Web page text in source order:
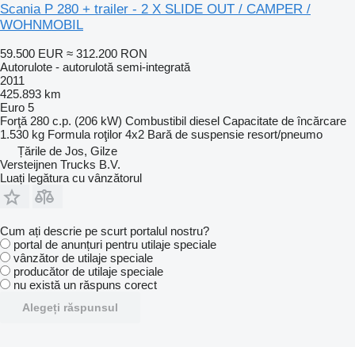
Scania P 280 + trailer - 2 X SLIDE OUT / CAMPER /
WOHNMOBIL
59.500 EUR ≈ 312.200 RON
Autorulote - autorulotă semi-integrată
2011
425.893 km
Euro 5
Forţă 280 c.p. (206 kW) Combustibil diesel Capacitate de încărcare
1.530 kg Formula roţilor 4x2 Bară de suspensie resort/pneumo
Țările de Jos, Gilze
Versteijnen Trucks B.V.
Luați legătura cu vânzătorul
Cum ați descrie pe scurt portalul nostru?
portal de anunțuri pentru utilaje speciale
vânzător de utilaje speciale
producător de utilaje speciale
nu există un răspuns corect
Alegeți răspunsul